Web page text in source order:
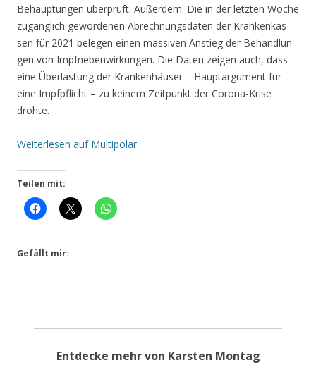
Behaup­tun­gen über­prüft. Außer­dem: Die in der letz­ten Woche
zugäng­lich gewor­de­nen Abrech­nungs­da­ten der Kran­ken­kas­
sen für 2021 bele­gen einen mas­si­ven Anstieg der Behand­lun­
gen von Impf­ne­ben­wir­kun­gen. Die Daten zei­gen auch, dass
eine Über­las­tung der Kran­ken­häu­ser – Haupt­ar­gu­ment für
eine Impf­pflicht – zu kei­nem Zeit­punkt der Coro­na-Kri­se
drohte.
Wei­ter­le­sen auf Multipolar
Teilen mit:
Gefällt mir:
Entdecke mehr von Karsten Montag